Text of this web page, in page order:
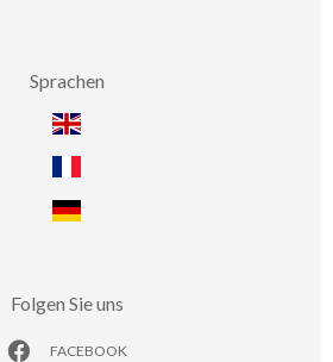
Sprachen
Folgen Sie uns
FACEBOOK